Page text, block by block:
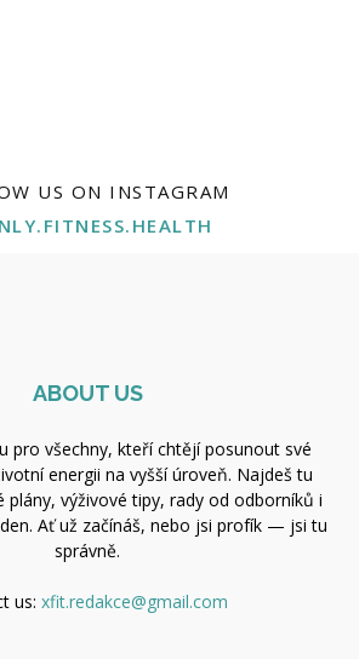
US ON INSTAGRAM
ABOUT US
pro všechny, kteří chtějí posunout své
energii na vyšší úroveň. Najdeš tu
plány, výživové tipy, rady od odborníků i
Ať už začínáš, nebo jsi profík — jsi tu
správně.
us: xfit.redakce@gmail.com